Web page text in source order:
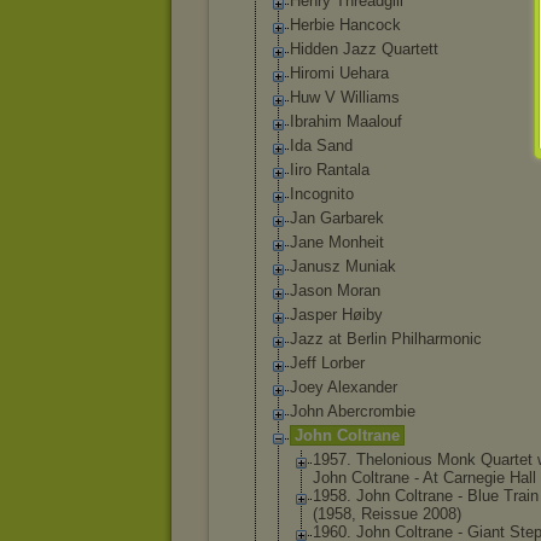
Herbie Hancock
Hidden Jazz Quartett
Hiromi Uehara
Huw V Williams
Ibrahim Maalouf
Ida Sand
Iiro Rantala
Incognito
Jan Garbarek
Jane Monheit
Janusz Muniak
Jason Moran
Jasper Høiby
Jazz at Berlin Philharmonic
Jeff Lorber
Joey Alexander
John Abercrombie
John Coltrane
1957. Thelonious Monk Quartet
John Coltrane - At Carnegie Hall
1958. John Coltrane - Blue Train
(1958, Reissue 2008)
1960. John Coltrane - Giant